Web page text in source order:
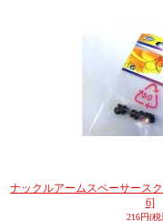
ナックルアームスペーサースク
6]
216円(税